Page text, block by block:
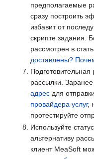
предполагаемые
сразу построить
избавит от
скрипте задания.
рассмотрен в
доставлены?
Подготовительная
рассылки.
адресдля
провайдера услуг,
протестируйте
Используйте
альтернативу
клиент MeaSoft